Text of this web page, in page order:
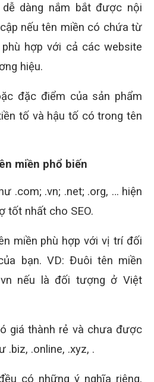
dàng nắm bắt được nội
nếu tên miền có chứa từ
phù hợp với cả các website
hiệu.
đặc điểm của sản phẩm
tố và hậu tố có trong tên
miền phổ biến
.com; .vn; .net; .org, … hiện
tốt nhất cho SEO.
miền phù hợp với vị trí đối
bạn. VD: Đuôi tên miền
nếu là đối tượng ở Việt
giá thành rẻ và chưa được
.biz, .online, .xyz, .
có những ý nghĩa riêng,